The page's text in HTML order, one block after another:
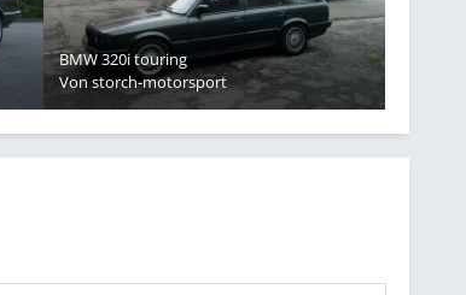
BMW 320i touring
Von storch-motorsport